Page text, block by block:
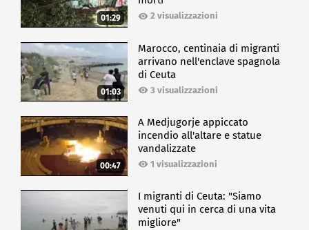
01:29 2 visualizzazioni
01:03
Marocco, centinaia di migranti
arrivano nell'enclave spagnola
di Ceuta
3 visualizzazioni
00:47
A Medjugorje appiccato
incendio all'altare e statue
vandalizzate
1 visualizzazioni
I migranti di Ceuta: "Siamo
venuti qui in cerca di una vita
migliore"